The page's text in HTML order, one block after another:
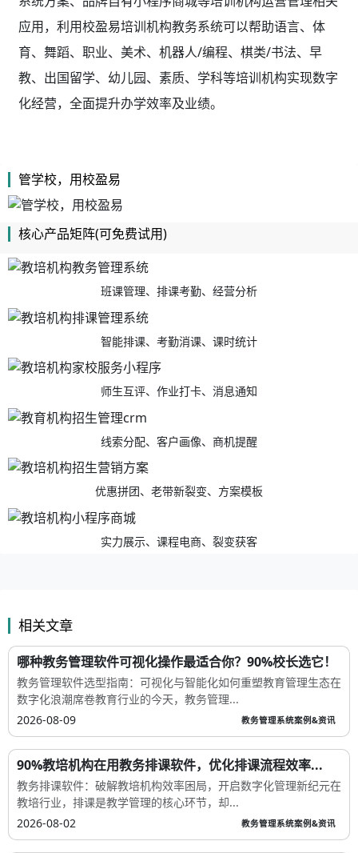
应用，利用校盈易培训机构教务系统可以帮助语言、体
育、舞蹈、职业、美术、机器人/编程、棋类/书法、早
教、出国留学、幼儿园、素质、学科等培训机构实现数字
化经营，全面提升办学效率及业绩。
管学校，用校盈易
核心产品矩阵(可免费试用)
班课管理、排课考勤、经营分析
智能排课、考勤消课、课时统计
师生互评、作业打卡、消息通知
线索分配、客户画像、商机提醒
优惠拼团、老带新裂变、方案模板
实力展示、课程电商、裂变获客
相关文章
哪种教务管理软件可视化操作最适合你？90%校长选它！
教务管理软件选型指南：可视化与智能化如何重塑教育管理生态在
数字化浪潮席卷教育行业的今天，教务管理...
2026-08-09
教务管理系统案例&资讯
90%教培机构在用教务排课软件，优化排课流程效率...
教务排课软件：破解教培机构效率困局，开启数字化管理新纪元在
教培行业，排课是教学管理的核心环节，却...
2026-08-02
教务管理系统案例&资讯